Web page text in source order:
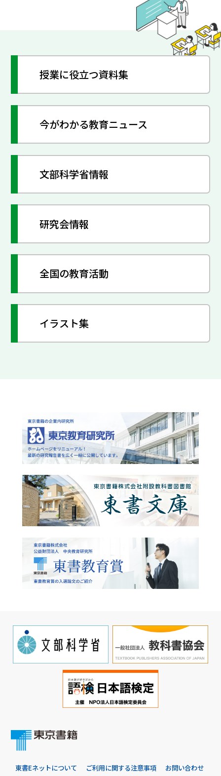
授業に役立つ資料集
今がわかる教育ニュース
文部科学省情報
研究会情報
全国の教育活動
イラスト集
東書Eネットについて ご利用に関する注意事項
お問い合わせ